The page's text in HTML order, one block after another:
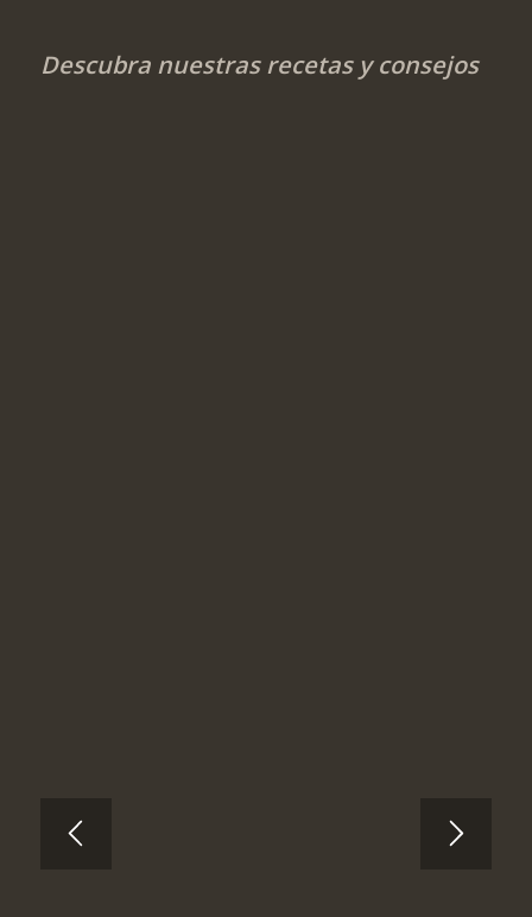
Descubra nuestras recetas y consejos